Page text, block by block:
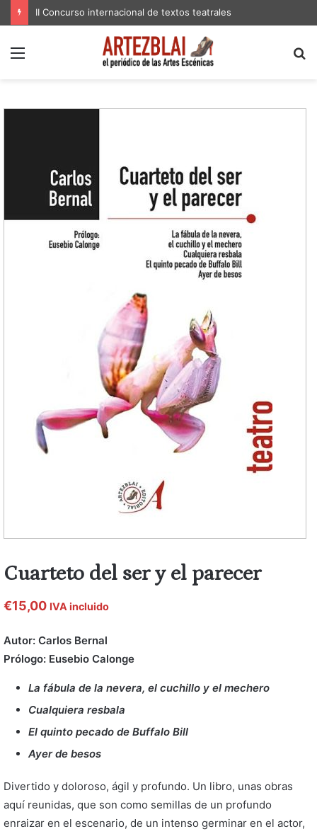
II Concurso internacional de textos teatrales
Menú
Cuarteto del ser y el parecer
€15,00 IVA incluido
Autor: Carlos Bernal
Prólogo: Eusebio Calonge
La fábula de la nevera, el cuchillo y el mechero
Cualquiera resbala
El quinto pecado de Buffalo Bill
Ayer de besos
Divertido y doloroso, ágil y profundo. Un libro, unas obras
aquí reunidas, que son como semillas de un profundo
enraizar en el escenario, de un intenso germinar en el actor,